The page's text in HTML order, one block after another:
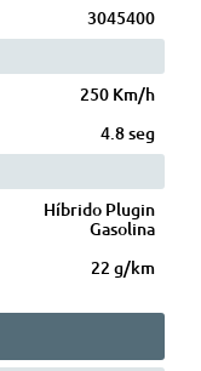
3045400
250 Km/h
4.8 seg
Híbrido Plugin
Gasolina
22 g/km